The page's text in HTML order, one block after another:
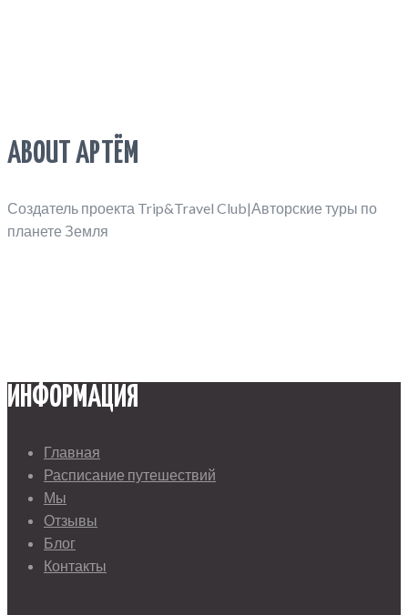
ABOUT АРТЁМ
Создатель проекта Trip&Travel Club|Авторские туры по
планете Земля
ИНФОРМАЦИЯ
Главная
Расписание путешествий
Мы
Отзывы
Блог
Контакты